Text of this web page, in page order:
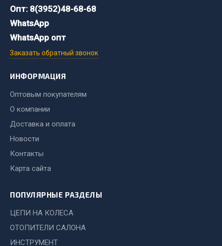
Система питания
Система выпуска газа
Система охлаждения
Коробка передач
Тормозная система
Показать ещё
Весь раздел
Запчасти HOWO
Система питания
Система выпуска газа
Система охлаждения
Опт: 8(3952)48-68-68
WhatsApp
WhatsApp опт
Заказать обратный звонок
ИНФОРМАЦИЯ
Оптовым покупателям
О компании
Доставка и оплата
Новости
Контакты
Карта сайта
ПОПУЛЯРНЫЕ РАЗДЕЛЫ
ЦЕПИ НА КОЛЕСА
ОТОПИТЕЛИ САЛОНА
ИНСТРУМЕНТ